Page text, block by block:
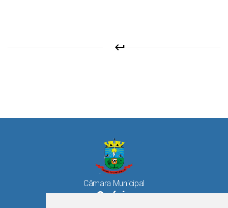
keyboard_return
Câmara Municipal
Osório